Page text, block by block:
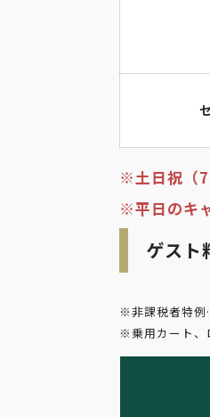
※土日祝（
※平日のキ
ゲスト
※非課税者特例
※乗用カート、